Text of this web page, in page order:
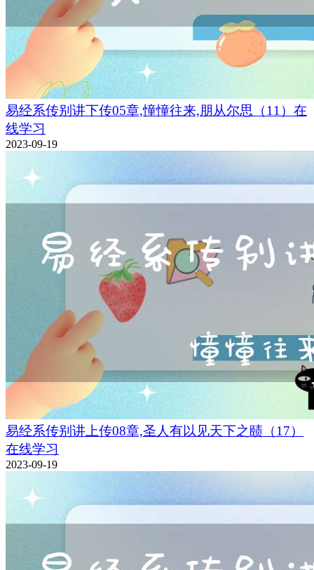
易经系传别讲下传05章,憧憧往来,朋从尔思（11）在
线学习
2023-09-19
易经系传别讲上传08章,圣人有以见天下之赜（17）
在线学习
2023-09-19